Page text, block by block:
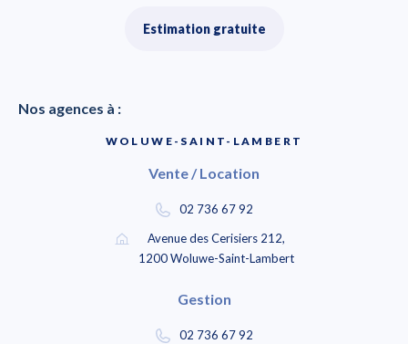
Estimation gratuite
Nos agences à :
WOLUWE-SAINT-LAMBERT
Vente / Location
02 736 67 92
Avenue des Cerisiers 212,
1200 Woluwe-Saint-Lambert
Gestion
02 736 67 92